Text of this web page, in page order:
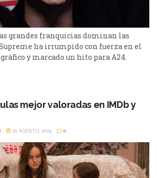
grandes franquicias dominan las
ha irrumpido con fuerza en el
y marcado un hito para A24.
la película protagonizada por Timothée
de convertir en el mayor éxito de
Everything Everywhere...
mejor valoradas en IMDb y
21 AGOSTO, 2025 0